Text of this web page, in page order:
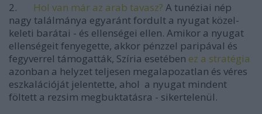
2. Hol van már az arab tavasz? A tunéziai nép
nagy találmánya egyaránt fordult a nyugat közel-
keleti barátai - és ellenségei ellen. Amikor a nyugat
ellenségeit fenyegette, akkor pénzzel paripával és
fegyverrel támogatták, Szíria esetében ez a stratégia
azonban a helyzet teljesen megalapozatlan és véres
eszkalációját jelentette, ahol a nyugat mindent
föltett a rezsim megbuktatásra - sikertelenül.